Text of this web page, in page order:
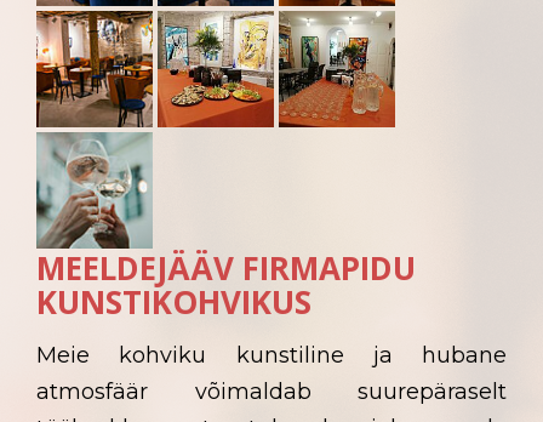
MEELDEJÄÄV FIRMAPIDU
KUNSTIKOHVIKUS
Meie kohviku kunstiline ja hubane
atmosfäär võimaldab suurepäraselt